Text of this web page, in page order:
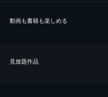
動画も書籍も楽しめる
⾒放題作品